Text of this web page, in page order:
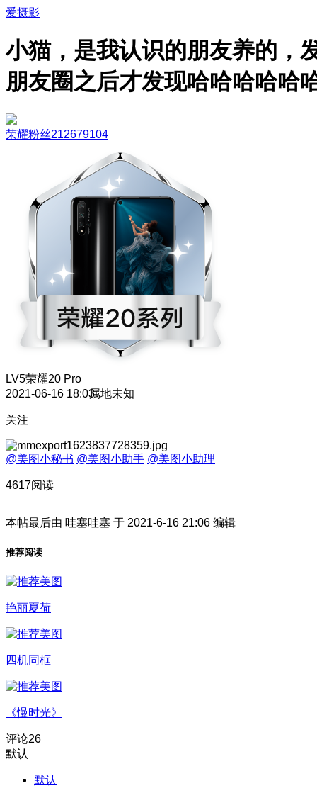
爱摄影
小猫，是我认识的朋友养的，
朋友圈之后才发现哈哈哈哈哈
荣耀粉丝212679104
LV5荣耀20 Pro
2021-06-16 18:03属地未知
关注
@美图小秘书 @美图小助手 @美图小助理
4617阅读
本帖最后由 哇塞哇塞 于 2021-6-16 21:06 编辑
推荐阅读
艳丽夏荷
四机同框
《慢时光》
评论26
默认
默认